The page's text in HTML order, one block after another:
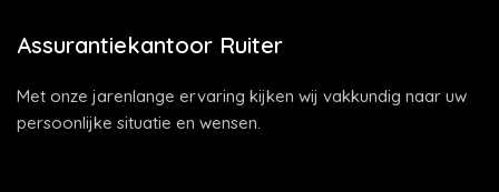
Assurantiekantoor Ruiter
Met onze jarenlange ervaring kijken wij vakkundig naar uw
persoonlijke situatie en wensen.